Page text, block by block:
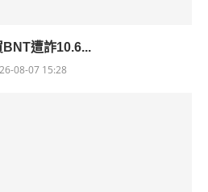
BNT遭詐10.6...
08-07 15:28